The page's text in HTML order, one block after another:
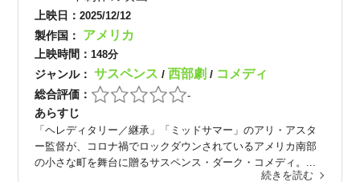
上映日：2025/12/12
製作国： アメリカ
上映時間： 148分
ジャンル：サスペンス/ 西部劇/ コメディ
総合評価： -
あらすじ
「ヘレディタリー／継承」「ミッドサマー」のアリ・アスタ
ー監督が、コロナ禍でロックダウンされているアメリカ南部
の小さな町を舞台に贈るサスペンス・ダーク・コメディ。...
続きを読む